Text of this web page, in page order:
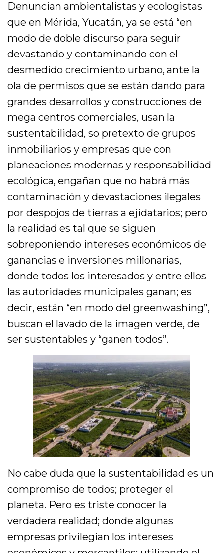
Denuncian ambientalistas y ecologistas
que en Mérida, Yucatán, ya se está “en
modo de doble discurso para seguir
devastando y contaminando con el
desmedido crecimiento urbano, ante la
ola de permisos que se están dando para
grandes desarrollos y construcciones de
mega centros comerciales, usan la
sustentabilidad, so pretexto de grupos
inmobiliarios y empresas que con
planeaciones modernas y responsabilidad
ecológica, engañan que no habrá más
contaminación y devastaciones ilegales
por despojos de tierras a ejidatarios; pero
la realidad es tal que se siguen
sobreponiendo intereses económicos de
ganancias e inversiones millonarias,
donde todos los interesados y entre ellos
las autoridades municipales ganan; es
decir, están “en modo del greenwashing”,
buscan el lavado de la imagen verde, de
ser sustentables y “ganen todos”.
No cabe duda que la sustentabilidad es un
compromiso de todos; proteger el
planeta. Pero es triste conocer la
verdadera realidad; donde algunas
empresas privilegian los intereses